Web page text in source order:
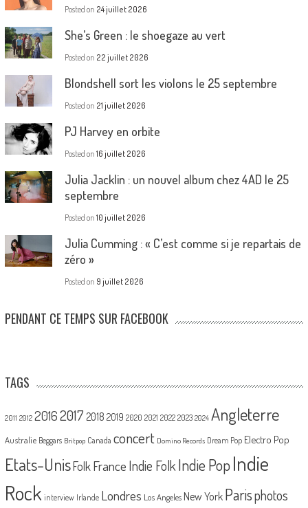
Posted on 24 juillet 2026
She’s Green : le shoegaze au vert
Posted on 22 juillet 2026
Blondshell sort les violons le 25 septembre
Posted on 21 juillet 2026
PJ Harvey en orbite
Posted on 16 juillet 2026
Julia Jacklin : un nouvel album chez 4AD le 25
septembre
Posted on 10 juillet 2026
Julia Cumming : « C’est comme si je repartais de
zéro »
Posted on 9 juillet 2026
PENDANT CE TEMPS SUR FACEBOOK
TAGS
2011 2012 20162017 2018 2019 2020 2021 2022 2023 2024 Angleterre
Australie Beggars Britpop Canada concert Domino Records Dream Pop Electro Pop
Etats-UnisFolk France Indie FolkIndie PopIndie
Rock interview Irlande Londres Los Angeles New York Parisphotos